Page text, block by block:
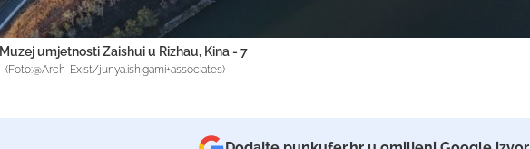
Muzej umjetnosti Zaishui u Rizhau, Kina - 7
(Foto:@Arch-Exist/junya.ishigami+associates)